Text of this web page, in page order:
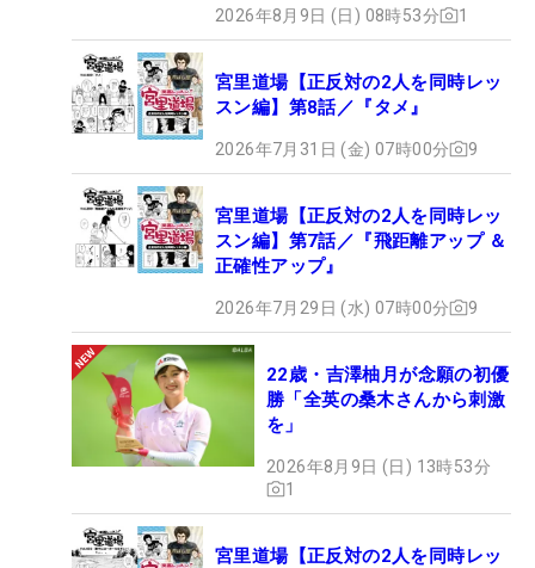
2026年8月9日 (日) 08時53分 1
宮里道場【正反対の2人を同時レッ
スン編】第8話／『タメ』
2026年7月31日 (金) 07時00分 9
宮里道場【正反対の2人を同時レッ
スン編】第7話／『飛距離アップ ＆
正確性アップ』
2026年7月29日 (水) 07時00分 9
22歳・吉澤柚月が念願の初優
勝「全英の桑木さんから刺激
を」
2026年8月9日 (日) 13時53分
1
宮里道場【正反対の2人を同時レッ